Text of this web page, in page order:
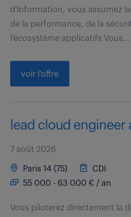
d'Information, vous assumez
de la performance, de la
l'écosystème applicatifs Vous...
voir l'offre
lead cloud engineer
7 août 2026
Paris 14 (75)
CDI
55 000 - 63 000 € / an
Vous piloterez directement la